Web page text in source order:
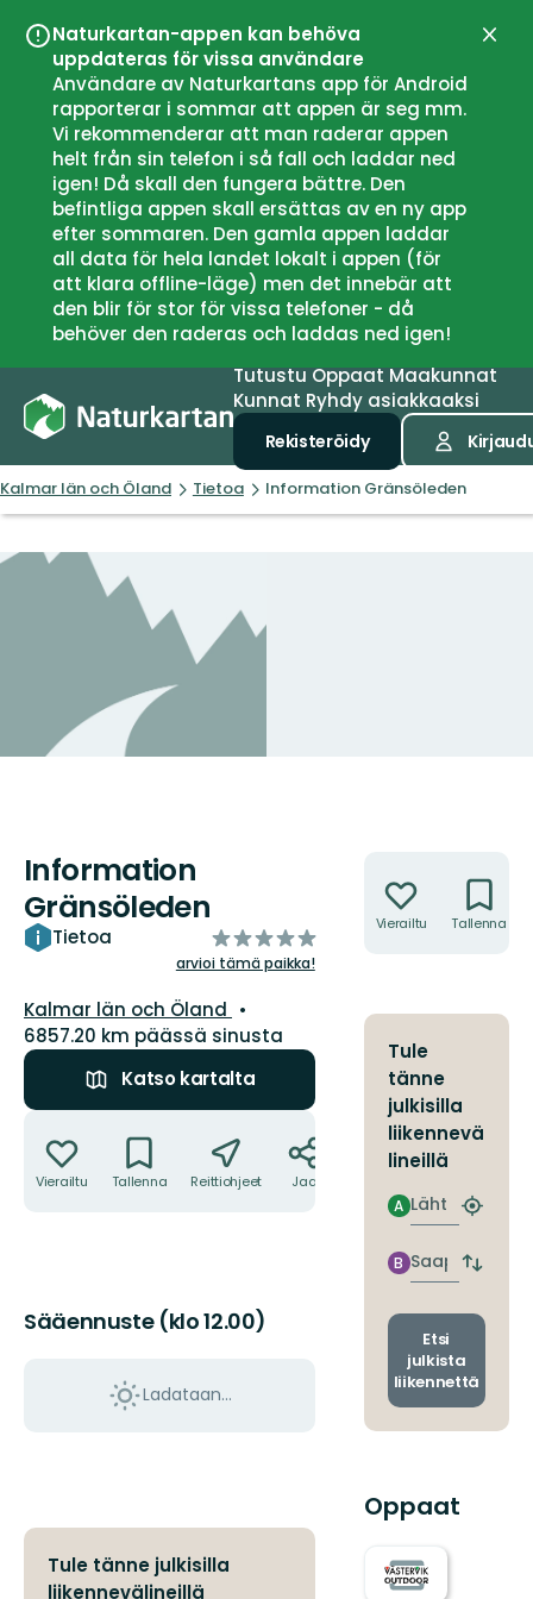
Naturkartan-appen kan behöva
uppdateras för vissa användare
Användare av Naturkartans app för Android
rapporterar i sommar att appen är seg mm.
Vi rekommenderar att man raderar appen
helt från sin telefon i så fall och laddar ned
igen! Då skall den fungera bättre. Den
befintliga appen skall ersättas av en ny app
efter sommaren. Den gamla appen laddar
all data för hela landet lokalt i appen (för
att klara offline-läge) men det innebär att
den blir för stor för vissa telefoner - då
behöver den raderas och laddas ned igen!
Sulje
TutustuOppaatMaakunnat
Kunnat Ryhdy asiakkaaksi
Rekisteröidy
Kalmar län och Öland Tietoa Information Gränsöleden
Information
Gränsöleden
Tietoa
/5
tähteä
arvioi tämä paikka!
Kunta:
Kalmar län och Öland
6857.20 km päässä sinusta
Katso kartalta
Vierailtu Tallenna Reittiohjeet Jaa
Sääennuste (klo 12.00)
Ladataan…
Tule tänne julkisilla
liikennevälineillä
Vierailtu Tallenna
Tule
tänne
julkisilla
liikennevä
lineillä
Lähtö
A
Etsi
pysäkki
Saapuminen
B
Vaihda
ja
Etsi
julkista
liikennettä
Oppaat